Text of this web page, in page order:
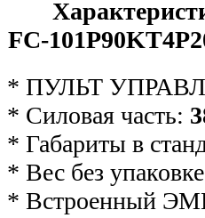
FC-
* ПУЛЬТ
* Силовая часть:
* Габариты в
* Вес без
* Встроенный